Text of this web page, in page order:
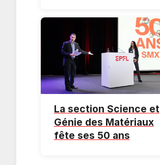
La section Science et
Génie des Matériaux
fête ses 50 ans